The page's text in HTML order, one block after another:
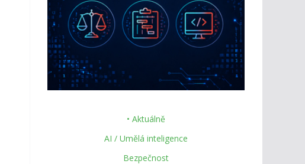
• Aktuálně
AI / Umělá inteligence
Bezpečnost